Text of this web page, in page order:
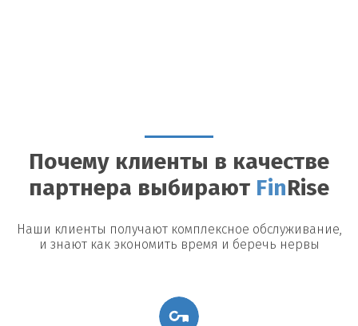
Почему клиенты в качестве
партнера выбирают Fin Rise
Наши клиенты получают комплексное обслуживание,
и знают как экономить время и беречь нервы